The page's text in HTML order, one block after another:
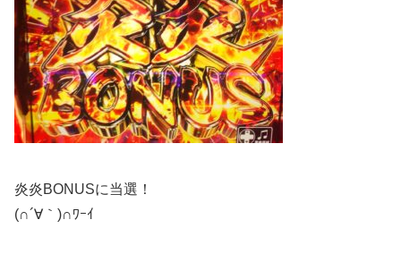
炎炎BONUSに当選！
(∩´∀｀)∩ﾜｰｲ